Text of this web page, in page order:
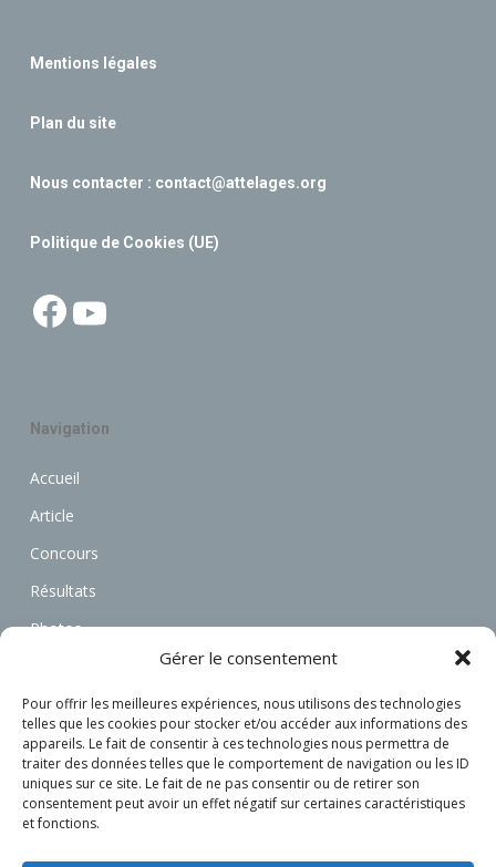
Gérer le consentement
Pour offrir les meilleures expériences, nous utilisons des technologies
telles que les cookies pour stocker et/ou accéder aux informations des
appareils. Le fait de consentir à ces technologies nous permettra de
traiter des données telles que le comportement de navigation ou les ID
uniques sur ce site. Le fait de ne pas consentir ou de retirer son
consentement peut avoir un effet négatif sur certaines caractéristiques
et fonctions.
Mentions légales
Plan du site
Nous contacter : contact@attelages.org
Politique de Cookies (UE)
Facebook
Navigation
Accueil
Article
Concours
Résultats
Photos
Annonces
Associations
Actualités
Connexion